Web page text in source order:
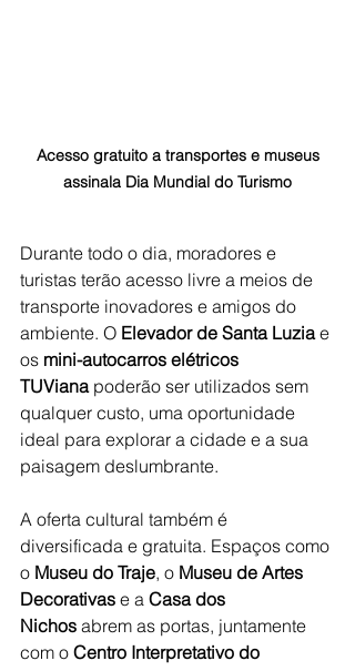
Acesso gratuito a transportes e museus
assinala Dia Mundial do Turismo
Durante todo o dia, moradores e
turistas terão acesso livre a meios de
transporte inovadores e amigos do
ambiente. O Elevador de Santa Luzia e
os mini-autocarros elétricos
TUViana poderão ser utilizados sem
qualquer custo, uma oportunidade
ideal para explorar a cidade e a sua
paisagem deslumbrante.
A oferta cultural também é
diversificada e gratuita. Espaços como
o Museu do Traje, o Museu de Artes
Decorativas e a Casa dos
Nichos abrem as portas, juntamente
com o Centro Interpretativo do